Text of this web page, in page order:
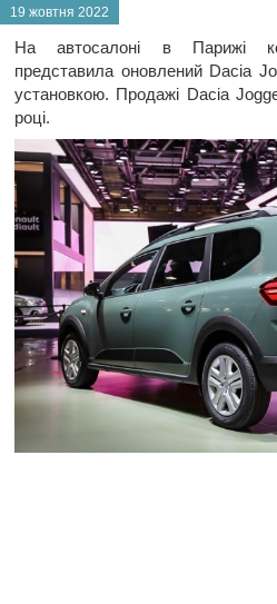
19 жовтня 2022
На автосалоні в Парижі
представила оновлений Dacia
установкою. Продажі Dacia
році.